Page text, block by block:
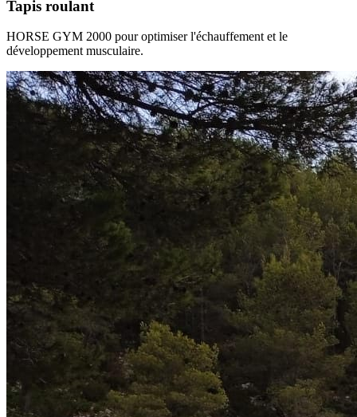
Tapis roulant
HORSE GYM 2000 pour optimiser l'échauffement et le
développement musculaire.